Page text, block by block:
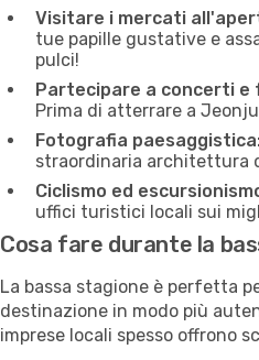
Visitare i mercati
tue papille gustative e
pulci!
Partecipare a concerti e
Prima di atterrare a
Fotografia
straordinaria architettura
Ciclismo ed
uffici turistici locali sui
Cosa fare durante la
La bassa stagione è perfetta
destinazione in modo più
imprese locali spesso offrono